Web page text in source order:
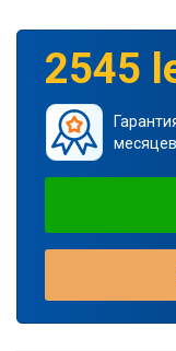
2545
месяцев